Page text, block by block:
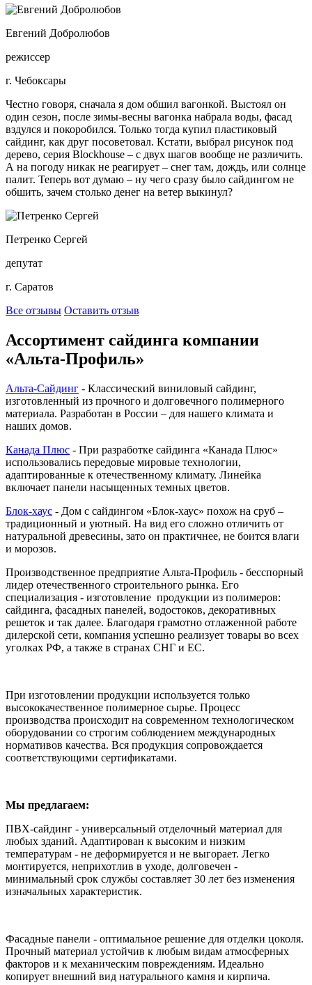
Евгений Добролюбов
режиссер
г. Чебоксары
Честно говоря, сначала я дом обшил вагонкой. Выстоял он
один сезон, после зимы-весны вагонка набрала воды, фасад
вздулся и покоробился. Только тогда купил пластиковый
сайдинг, как друг посоветовал. Кстати, выбрал рисунок под
дерево, серия Blockhouse – с двух шагов вообще не различить.
А на погоду никак не реагирует – снег там, дождь, или солнце
палит. Теперь вот думаю – ну чего сразу было сайдингом не
обшить, зачем столько денег на ветер выкинул?
Петренко Сергей
депутат
г. Саратов
Все отзывы Оставить отзыв
Ассортимент сайдинга компании
«Альта-Профиль»
Альта-Сайдинг - Классический виниловый сайдинг,
изготовленный из прочного и долговечного полимерного
материала. Разработан в России – для нашего климата и
наших домов.
Канада Плюс - При разработке сайдинга «Канада Плюс»
использовались передовые мировые технологии,
адаптированные к отечественному климату. Линейка
включает панели насыщенных темных цветов.
Блок-хаус - Дом с сайдингом «Блок-хаус» похож на сруб –
традиционный и уютный. На вид его сложно отличить от
натуральной древесины, зато он практичнее, не боится влаги
и морозов.
Производственное предприятие Альта-Профиль - бесспорный
лидер отечественного строительного рынка. Его
специализация - изготовление продукции из полимеров:
сайдинга, фасадных панелей, водостоков, декоративных
решеток и так далее. Благодаря грамотно отлаженной работе
дилерской сети, компания успешно реализует товары во всех
уголках РФ, а также в странах СНГ и ЕС.
При изготовлении продукции используется только
высококачественное полимерное сырье. Процесс
производства происходит на современном технологическом
оборудовании со строгим соблюдением международных
нормативов качества. Вся продукция сопровождается
соответствующими сертификатами.
Мы предлагаем:
ПВХ-сайдинг - универсальный отделочный материал для
любых зданий. Адаптирован к высоким и низким
температурам - не деформируется и не выгорает. Легко
монтируется, неприхотлив в уходе, долговечен -
минимальный срок службы составляет 30 лет без изменения
изначальных характеристик.
Фасадные панели - оптимальное решение для отделки цоколя.
Прочный материал устойчив к любым видам атмосферных
факторов и к механическим повреждениям. Идеально
копирует внешний вид натурального камня и кирпича.